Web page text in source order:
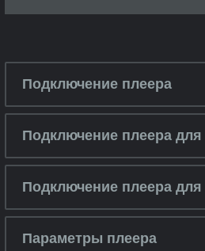
Подключение плеера
Подключение плеера
Подключение плеера
Параметры плеера